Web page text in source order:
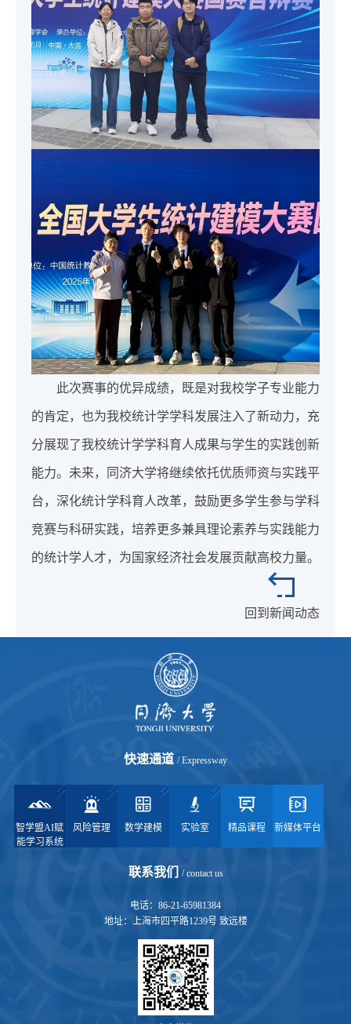
此次赛事的优异成绩，既是对我校学子专业能力
的肯定，也为我校统计学学科发展注入了新动力，充
分展现了我校统计学学科育人成果与学生的实践创新
能力。未来，同济大学将继续依托优质师资与实践平
台，深化统计学科育人改革，鼓励更多学生参与学科
竞赛与科研实践，培养更多兼具理论素养与实践能力
的统计学人才，为国家经济社会发展贡献高校力量。
回到新闻动态
快速通道 / Expressway
智学盟AI赋
能学习系统
风险管理 数学建模 实验室 精品课程 新媒体平台
联系我们 / contact us
电话：86-21-65981384
地址：上海市四平路1239号 致远楼